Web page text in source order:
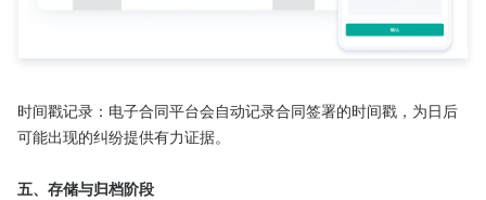
时间戳记录：电子合同平台会自动记录合同签署的时间戳，为日后
可能出现的纠纷提供有力证据。
五、存储与归档阶段